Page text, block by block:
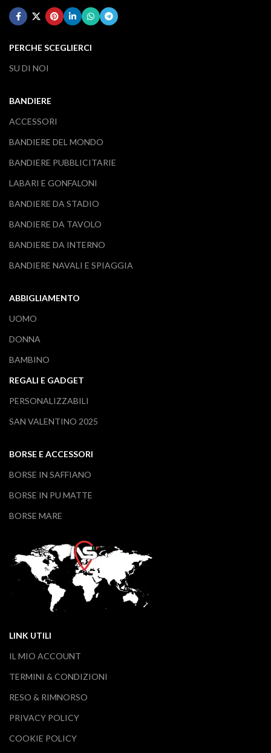
PERCHE SCEGLIERCI
SU DI NOI
BANDIERE
ACCESSORI
BANDIERE DEL MONDO
BANDIERE PUBBLICITARIE
LABARI E GONFALONI
BANDIERE DA STADIO
BANDIERE DA TAVOLO
BANDIERE DA INTERNO
BANDIERE NAVALI E SPIAGGIA
ABBIGLIAMENTO
UOMO
DONNA
BAMBINO
REGALI E GADGET
PERSONALIZZABILI
SAN VALENTINO 2025
BORSE E ACCESSORI
BORSE IN SAFFIANO
BORSE IN PU MATTE
BORSE MARE
LINK UTILI
IL MIO ACCOUNT
TERMINI & CONDIZIONI
RESO & RIMNORSO
PRIVACY POLICY
COOKIE POLICY